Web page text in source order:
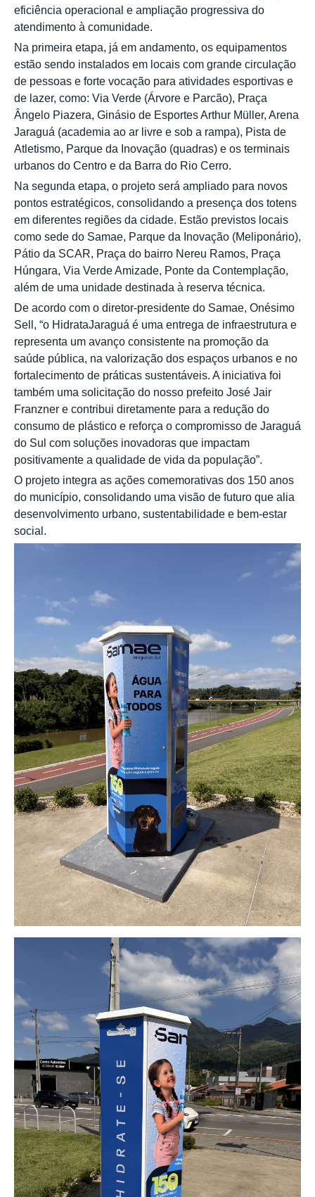
eficiência operacional e ampliação progressiva do
atendimento à comunidade.
Na primeira etapa, já em andamento, os equipamentos
estão sendo instalados em locais com grande circulação
de pessoas e forte vocação para atividades esportivas e
de lazer, como: Via Verde (Árvore e Parcão), Praça
Ângelo Piazera, Ginásio de Esportes Arthur Müller, Arena
Jaraguá (academia ao ar livre e sob a rampa), Pista de
Atletismo, Parque da Inovação (quadras) e os terminais
urbanos do Centro e da Barra do Rio Cerro.
Na segunda etapa, o projeto será ampliado para novos
pontos estratégicos, consolidando a presença dos totens
em diferentes regiões da cidade. Estão previstos locais
como sede do Samae, Parque da Inovação (Meliponário),
Pátio da SCAR, Praça do bairro Nereu Ramos, Praça
Húngara, Via Verde Amizade, Ponte da Contemplação,
além de uma unidade destinada à reserva técnica.
De acordo com o diretor-presidente do Samae, Onésimo
Sell, “o HidrataJaraguá é uma entrega de infraestrutura e
representa um avanço consistente na promoção da
saúde pública, na valorização dos espaços urbanos e no
fortalecimento de práticas sustentáveis. A iniciativa foi
também uma solicitação do nosso prefeito José Jair
Franzner e contribui diretamente para a redução do
consumo de plástico e reforça o compromisso de Jaraguá
do Sul com soluções inovadoras que impactam
positivamente a qualidade de vida da população”.
O projeto integra as ações comemorativas dos 150 anos
do município, consolidando uma visão de futuro que alia
desenvolvimento urbano, sustentabilidade e bem-estar
social.